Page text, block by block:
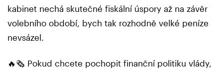
kabinet nechá skutečné fiskální úspory až na závěr
volebního období, bych tak rozhodně velké peníze
nevsázel.
🔥🗞️ Pokud chcete pochopit finanční politiku vlády,